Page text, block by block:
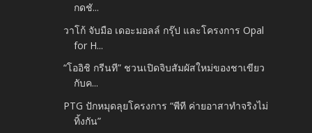
กดชั...
วาโก้ จับมือ เดอะมอลล์ กรุ๊ป และโครงการ Opal
for H...
“โออิชิ กรีนที” ชวนเปิดจิบสัมผัสใหม่ของชาเขียว
กับค...
PTG ปักหมุดลุยโครงการ “พีที ค่ายอาสาทำจริงไม่
ทิ้งกัน”